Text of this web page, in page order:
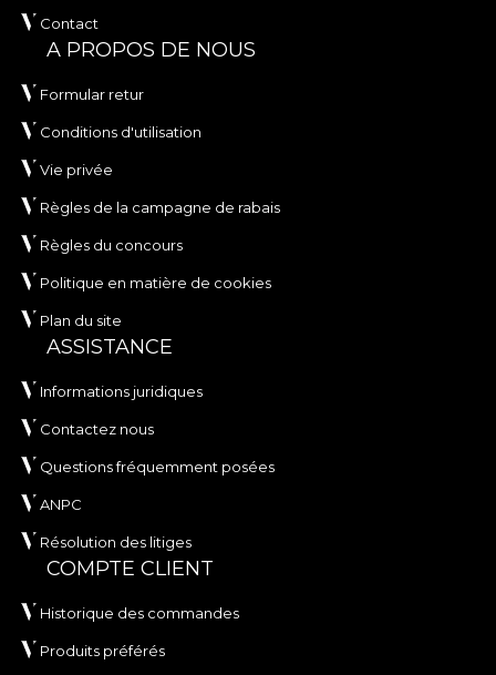
Contact
A PROPOS DE NOUS
Formular retur
Conditions d'utilisation
Vie privée
Règles de la campagne de rabais
Règles du concours
Politique en matière de cookies
Plan du site
ASSISTANCE
Informations juridiques
Contactez nous
Questions fréquemment posées
ANPC
Résolution des litiges
COMPTE CLIENT
Historique des commandes
Produits préférés